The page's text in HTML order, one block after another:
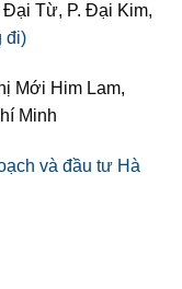
Đại Từ, P. Đại Kim,
đi)
Mới Him Lam,
Minh
và đầu tư Hà